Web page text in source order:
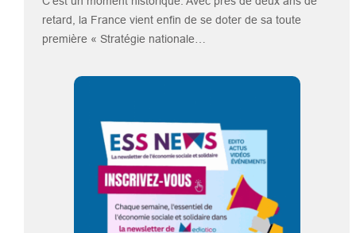
retard, la France vient enfin de se doter de sa toute
première « Stratégie nationale…